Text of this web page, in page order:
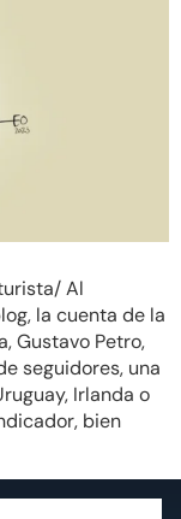
Al
la cuenta de la
Gustavo Petro,
seguidores, una
Irlanda o
bien